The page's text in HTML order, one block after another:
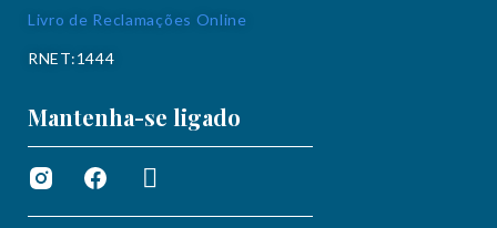
Livro de Reclamações Online
RNET:1444
Mantenha-se ligado